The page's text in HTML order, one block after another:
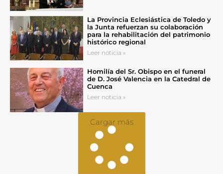
La Provincia Eclesiástica de Toledo y
la Junta refuerzan su colaboración
para la rehabilitación del patrimonio
histórico regional
Leer noticia »
Homilía del Sr. Obispo en el funeral
de D. José Valencia en la Catedral de
Cuenca
Leer noticia »
Cargar más